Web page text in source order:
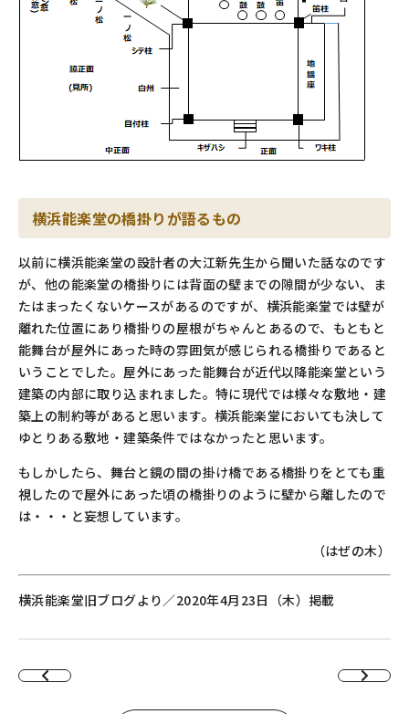
横浜能楽堂の橋掛りが語るもの
以前に横浜能楽堂の設計者の大江新先生から聞いた話なのです
が、他の能楽堂の橋掛りには背面の壁までの隙間が少ない、ま
たはまったくないケースがあるのですが、横浜能楽堂では壁が
離れた位置にあり橋掛りの屋根がちゃんとあるので、もともと
能舞台が屋外にあった時の雰囲気が感じられる橋掛りであると
いうことでした。屋外にあった能舞台が近代以降能楽堂という
建築の内部に取り込まれました。特に現代では様々な敷地・建
築上の制約等があると思います。横浜能楽堂においても決して
ゆとりある敷地・建築条件ではなかったと思います。
もしかしたら、舞台と鏡の間の掛け橋である橋掛りをとても重
視したので屋外にあった頃の橋掛りのように壁から離したので
は・・・と妄想しています。
（はぜの木）
横浜能楽堂旧ブログより／2020年4月23日（木）掲載